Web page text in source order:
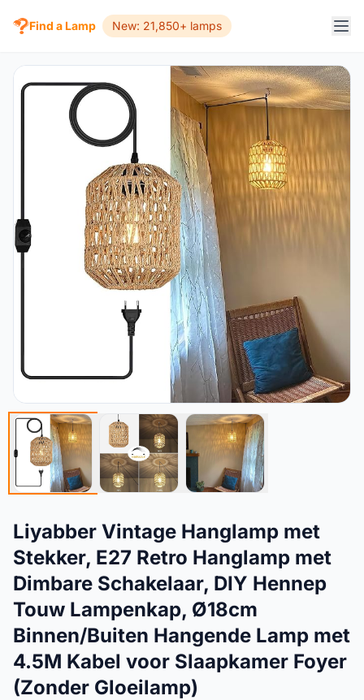
Find a Lamp New: 21,850+ lamps
Liyabber Vintage Hanglamp met
Stekker, E27 Retro Hanglamp met
Dimbare Schakelaar, DIY Hennep
Touw Lampenkap, Ø18cm
Binnen/Buiten Hangende Lamp met
4.5M Kabel voor Slaapkamer Foyer
(Zonder Gloeilamp)